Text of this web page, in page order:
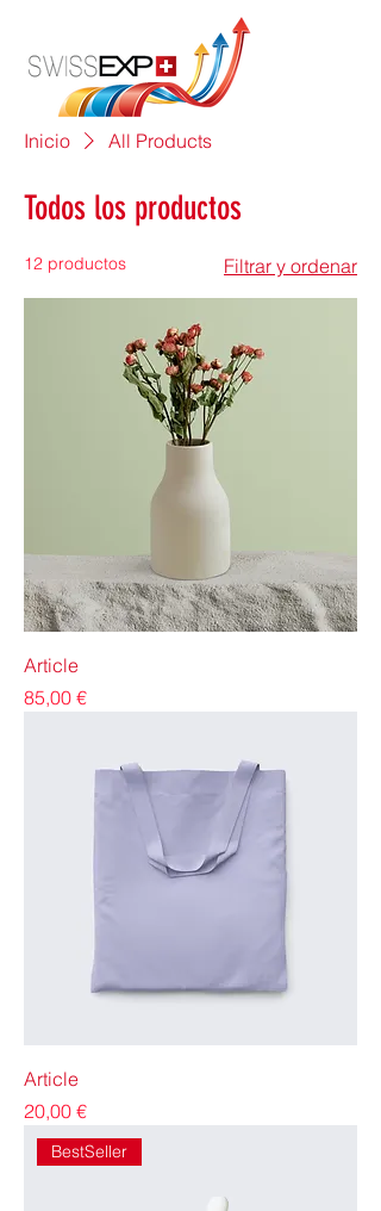
Inicio All Products
Todos los productos
12 productos Filtrar y ordenar
Article
Precio
85,00 €
Article
Precio
20,00 €
BestSeller